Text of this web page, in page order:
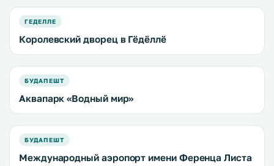
ГЕДЕЛЛЕ
Королевский дворец в Гёдёллё
БУДАПЕШТ
Аквапарк «Водный мир»
БУДАПЕШТ
Международный аэропорт имени Ференца Листа